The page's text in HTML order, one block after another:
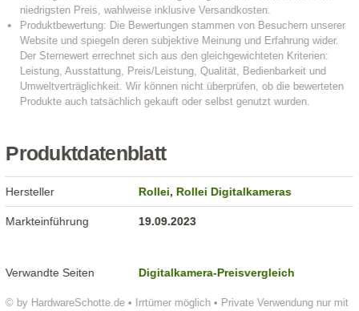
Produktdatenblatt
© by HardwareSchotte.de • Irrtümer möglich • Private Verwendung nur mit
Hersteller Rollei,Rollei Digitalkameras
Markteinführung 19.09.2023
Verwandte Seiten Digitalkamera-Preisvergleich